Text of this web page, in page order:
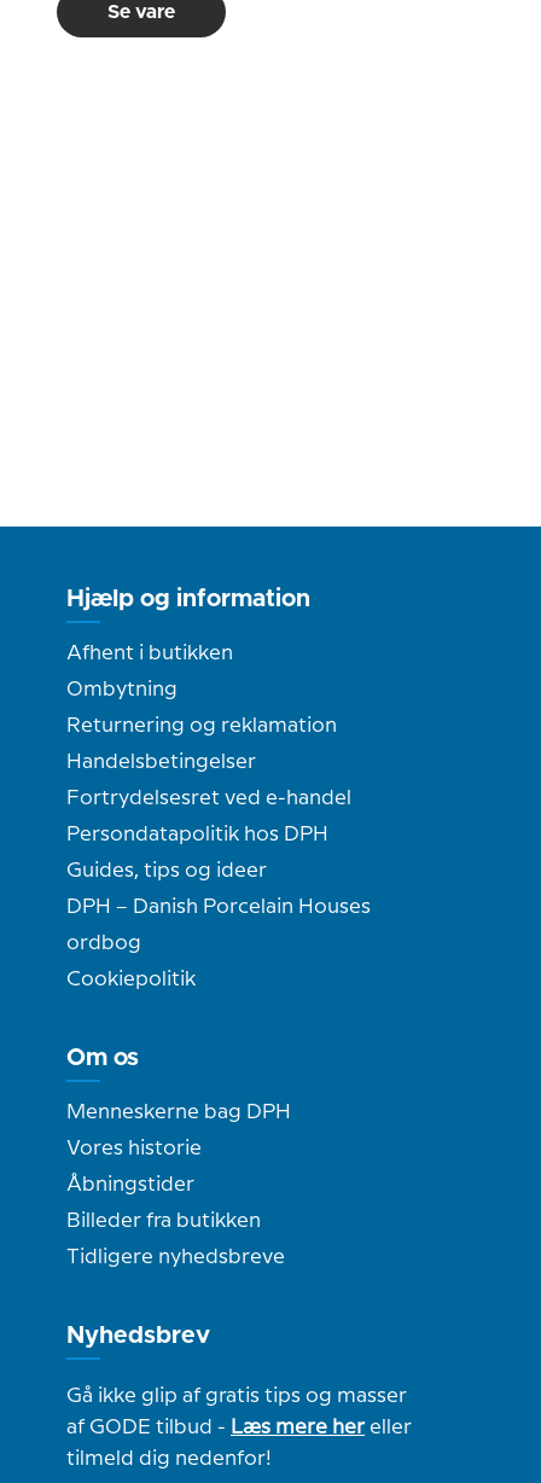
Se vare
Hjælp og information
Afhent i butikken
Ombytning
Returnering og reklamation
Handelsbetingelser
Fortrydelsesret ved e-handel
Persondatapolitik hos DPH
Guides, tips og ideer
DPH – Danish Porcelain Houses
ordbog
Cookiepolitik
Om os
Menneskerne bag DPH
Vores historie
Åbningstider
Billeder fra butikken
Tidligere nyhedsbreve
Nyhedsbrev
Gå ikke glip af gratis tips og masser
af GODE tilbud - Læs mere hereller
tilmeld dig nedenfor!